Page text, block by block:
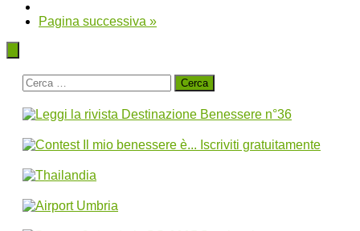
Pagina successiva »
Ricerca
per: